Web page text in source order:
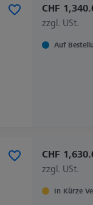
CHF
zzgl. USt.
Auf
CHF
zzgl. USt.
In Kürze